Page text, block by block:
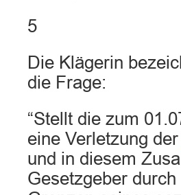
5
Die Klägerin
die Frage:
“Stellt die zum
eine Verletzung der
und in diesem
Gesetzgeber